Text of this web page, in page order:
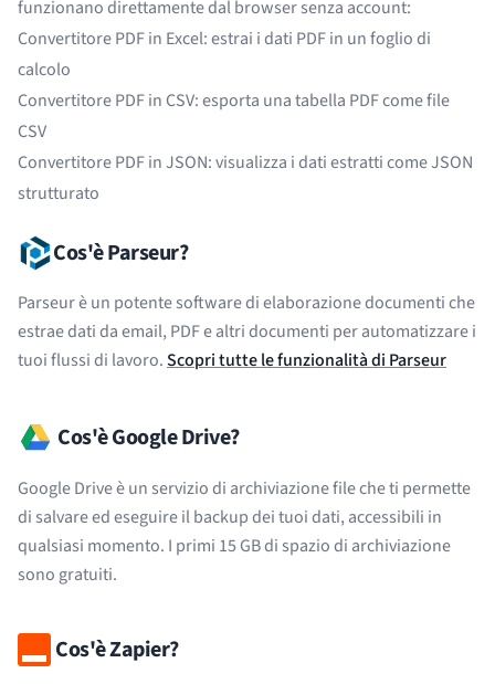
funzionano direttamente dal browser senza account:
Convertitore PDF in Excel: estrai i dati PDF in un foglio di
calcolo
Convertitore PDF in CSV: esporta una tabella PDF come file
CSV
Convertitore PDF in JSON: visualizza i dati estratti come JSON
strutturato
Cos'è Parseur?
Parseur è un potente software di elaborazione documenti che
estrae dati da email, PDF e altri documenti per automatizzare i
tuoi flussi di lavoro.Scopri tutte le funzionalità di Parseur
Cos'è Google Drive?
Google Drive è un servizio di archiviazione file che ti permette
di salvare ed eseguire il backup dei tuoi dati, accessibili in
qualsiasi momento. I primi 15 GB di spazio di archiviazione
sono gratuiti.
Cos'è Zapier?